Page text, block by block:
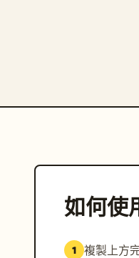
如何使
1 複製上方